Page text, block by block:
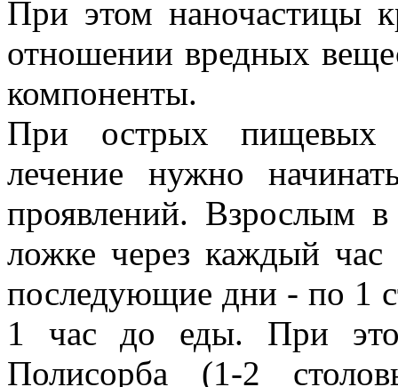
При этом наночастицы
отношении вредных
компоненты.
При острых пищевых
лечение нужно
проявлений. Взрослым
ложке через каждый
последующие дни - по 1
1 час до еды. При
Полисорба (1-2